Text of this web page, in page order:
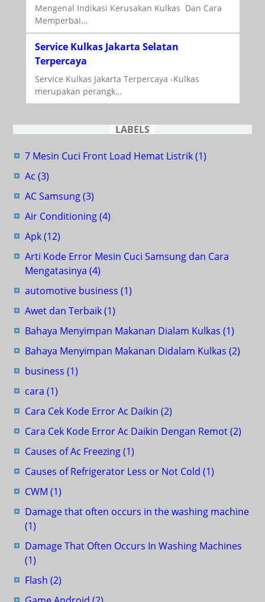
Mengenal Indikasi Kerusakan Kulkas Dan Cara
Memperbai…
Service Kulkas Jakarta Selatan
Terpercaya
Service Kulkas Jakarta Terpercaya -Kulkas
merupakan perangk…
LABELS
7 Mesin Cuci Front Load Hemat Listrik(1)
Ac (3)
AC Samsung(3)
Air Conditioning(4)
Apk(12)
Arti Kode Error Mesin Cuci Samsung dan Cara
Mengatasinya (4)
automotive business (1)
Awet dan Terbaik(1)
Bahaya Menyimpan Makanan Dialam Kulkas (1)
Bahaya Menyimpan Makanan Didalam Kulkas (2)
business (1)
cara (1)
Cara Cek Kode Error Ac Daikin (2)
Cara Cek Kode Error Ac Daikin Dengan Remot(2)
Causes of Ac Freezing(1)
Causes of Refrigerator Less or Not Cold (1)
CWM (1)
Damage that often occurs in the washing machine
(1)
Damage That Often Occurs In Washing Machines
(1)
Flash (2)